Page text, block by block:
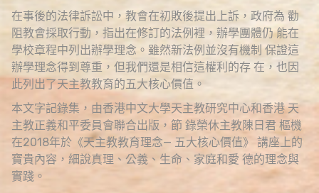
在事後的法律訴訟中，教會在初敗後提出上訴，政府為 勸
阻教會採取行動，指出在修訂的法例裡，辦學團體仍 能在
學校章程中列出辦學理念。雖然新法例並沒有機制 保證這
辦學理念得到尊重，但我們還是相信這權利的存 在，也因
此列出了天主教教育的五大核心價值。
本文字記錄集，由香港中文大學天主教研究中心和香港 天
主教正義和平委員會聯合出版，節 錄榮休主教陳日君 樞機
在2018年於《天主教教育理念— 五大核心價值》 講座上的
寶貴內容，細說真理、公義、生命、家庭和愛 德的理念與
實踐。